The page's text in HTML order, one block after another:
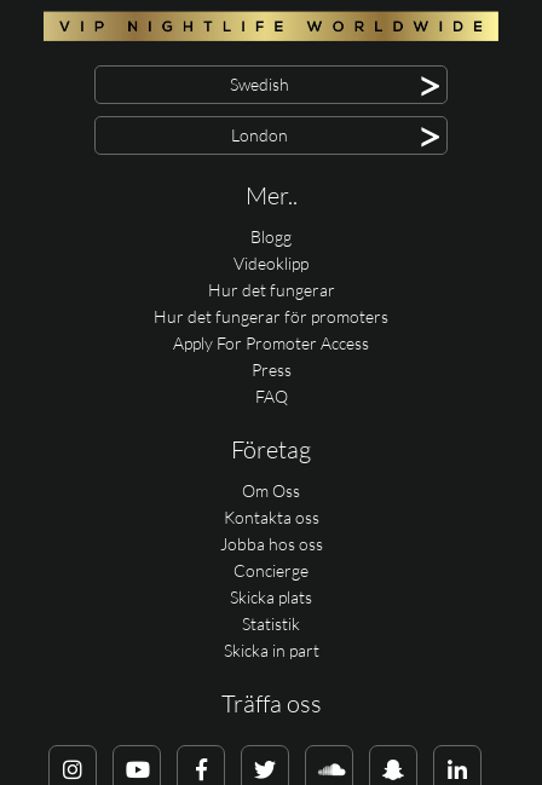
Swedish >
London >
Mer..
Blogg
Videoklipp
Hur det fungerar
Hur det fungerar för promoters
Apply For Promoter Access
Press
FAQ
Företag
Om Oss
Kontakta oss
Jobba hos oss
Concierge
Skicka plats
Statistik
Skicka in part
Träffa oss